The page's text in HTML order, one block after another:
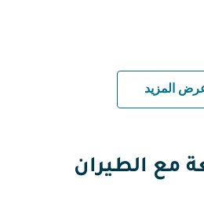
المزيد
مع الطيران